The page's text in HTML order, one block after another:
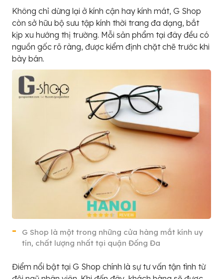
Không chỉ dừng lại ở kính cận hay kính mát, G Shop
còn sở hữu bộ sưu tập kính thời trang đa dạng, bắt
kịp xu hướng thị trường. Mỗi sản phẩm tại đây đều có
nguồn gốc rõ ràng, được kiểm định chặt chẽ trước khi
bày bán.
G Shop là một trong những cửa hàng mắt kính uy
tín, chất lượng nhất tại quận Đống Đa
Điểm nổi bật tại G Shop chính là sự tư vấn tận tình từ